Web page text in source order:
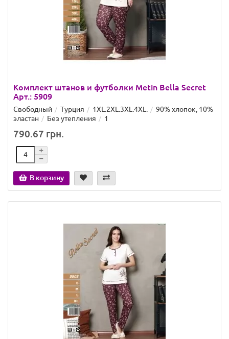
Комплект штанов и футболки Metin Bella Secret
Арт.: 5909
Свободный Турция 1XL.2XL.3XL.4XL.
90% хлопок, 10%
эластан
Без утепления 1
790.67 грн.
В корзину